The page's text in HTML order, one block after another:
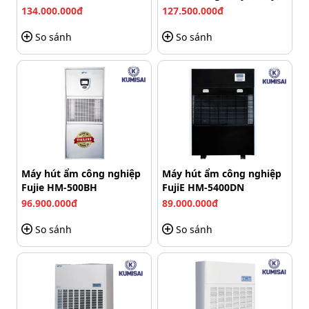
Bảng điều khiển của máy ép nhựa FGK 320
Khả năng điều chỉnh nhiệt độ từ 100 đến 180 độ C cho
phép bạn tùy chỉnh mức nhiệt phù hợp với từng loại
màng ép và tài liệu, đảm bảo chất lượng ép tốt nhất.
Hướng dẫn cách dùng máy ép
plastic FGK 320 đúng chuẩn
134.000.000đ
So sánh
127.500.000đ
So sánh
Máy hút ẩm công nghiệp
Fujie HM-500BH
96.900.000đ
So sánh
Máy hút ẩm công nghiệp
FujiE HM-5400DN
89.000.000đ
So sánh